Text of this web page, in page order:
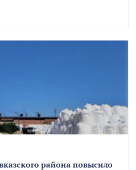
района повысило